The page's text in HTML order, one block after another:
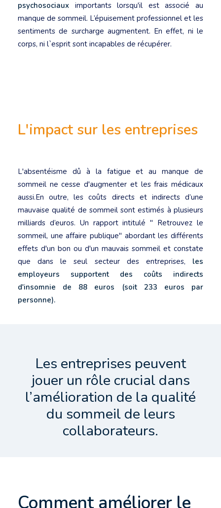
psychosociaux importants lorsqu'il est associé au
manque de sommeil. L’épuisement professionnel et les
sentiments de surcharge augmentent. En effet, ni le
corps, ni l`esprit sont incapables de récupérer.
L'impact sur les entreprises
L'absentéisme dû à la fatigue et au manque de
sommeil ne cesse d'augmenter et les frais médicaux
aussi.En outre, les coûts directs et indirects d’une
mauvaise qualité de sommeil sont estimés à plusieurs
milliards d’euros. Un rapport intitulé " Retrouvez le
sommeil, une affaire publique" abordant les différents
effets d'un bon ou d'un mauvais sommeil et constate
que dans le seul secteur des entreprises, les
employeurs supportent des coûts indirects
d'insomnie de 88 euros (soit 233 euros par
personne).
Les entreprises peuvent
jouer un rôle crucial dans
l’amélioration de la qualité
du sommeil de leurs
collaborateurs.
Comment améliorer le